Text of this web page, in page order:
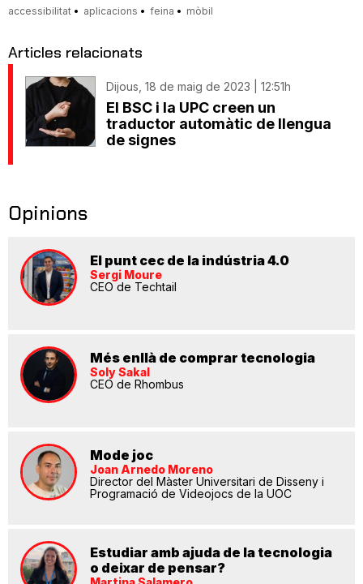
accessibilitat aplicacions feina mòbil
Articles relacionats
Dijous, 18 de maig de 2023 | 12:51h
El BSC i la UPC creen un
traductor automàtic de llengua
de signes
Opinions
El punt cec de la indústria 4.0
Sergi Moure
CEO de Techtail
Més enllà de comprar tecnologia
Soly Sakal
CEO de Rhombus
Mode joc
Joan Arnedo Moreno
Director del Màster Universitari de Disseny i
Programació de Videojocs de la UOC
Estudiar amb ajuda de la tecnologia
o deixar de pensar?